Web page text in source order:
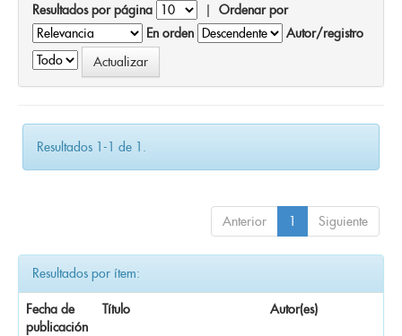
Resultados por página | Ordenar por
En orden
Autor/registro
Resultados 1-1 de 1.
Anterior 1 Siguiente
Resultados por ítem:
Fecha de
publicación
Título Autor(es)